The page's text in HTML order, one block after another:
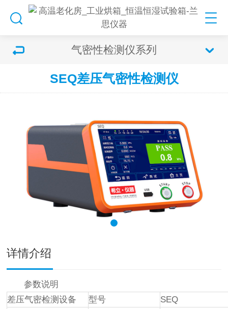
气密性检测仪系列
SEQ差压气密性检测仪
详情介绍
参数说明
差压气密检测设备
型号
SEQ